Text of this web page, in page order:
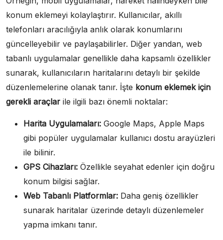
konum eklemeyi kolaylaştırır. Kullanıcılar, akıllı
telefonları aracılığıyla anlık olarak konumlarını
güncelleyebilir ve paylaşabilirler. Diğer yandan, web
tabanlı uygulamalar genellikle daha kapsamlı özellikler
sunarak, kullanıcıların haritalarını detaylı bir şekilde
düzenlemelerine olanak tanır. İşte konum eklemek için
gerekli araçlar ile ilgili bazı önemli noktalar:
Harita Uygulamaları: Google Maps, Apple Maps
gibi popüler uygulamalar kullanıcı dostu arayüzleri
ile bilinir.
GPS Cihazları: Özellikle seyahat edenler için doğru
konum bilgisi sağlar.
Web Tabanlı Platformlar: Daha geniş özellikler
sunarak haritalar üzerinde detaylı düzenlemeler
yapma imkanı tanır.